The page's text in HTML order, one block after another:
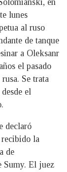
en
lunes
al ruso
de tanque
a Oleksanr
el pasado
Se trata
el
declaró
la
de
Sumy. El juez